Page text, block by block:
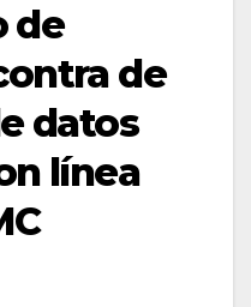
de
de
datos
línea